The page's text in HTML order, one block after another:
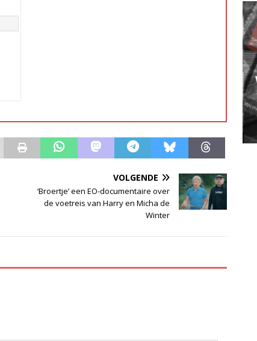
VOLGENDE
‘Broertje’ een EO-documentaire over
de voetreis van Harry en Micha de
Winter